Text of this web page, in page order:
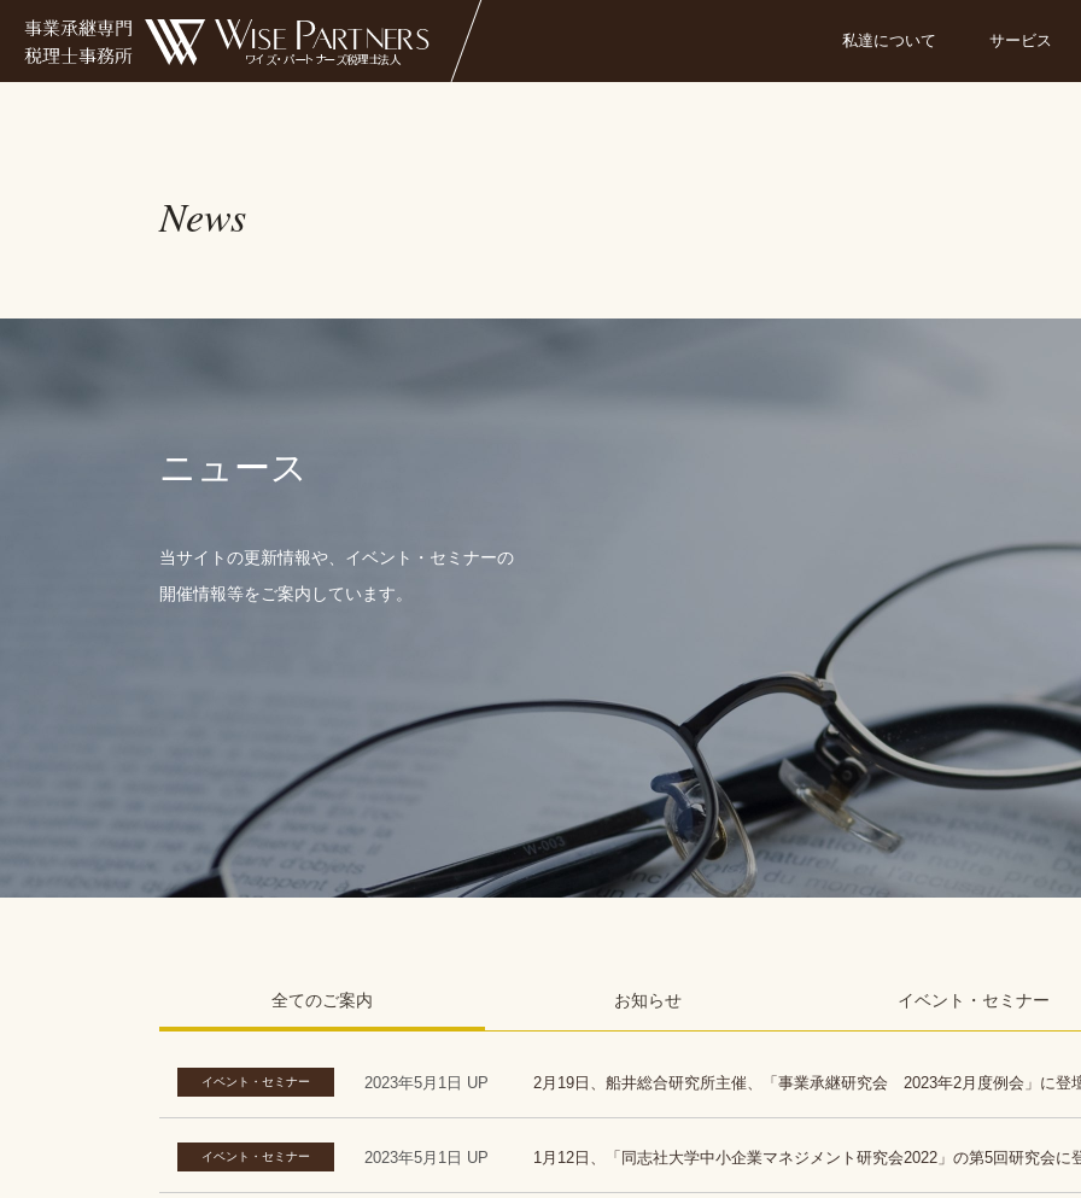
私達について
サービス
News
ニュース
当サイトの更新情報や、イベント・セミナーの
開催情報等をご案内しています。
全てのご案内 お知らせ イベント・セミナー
イベント・セミナー 2023年5月1日 UP 2月19日、船井総合研究所主催、「事業承継研究会 2023年2月度例会」に登
イベント・セミナー 2023年5月1日 UP 1月12日、「同志社大学中小企業マネジメント研究会2022」の第5回研究会に